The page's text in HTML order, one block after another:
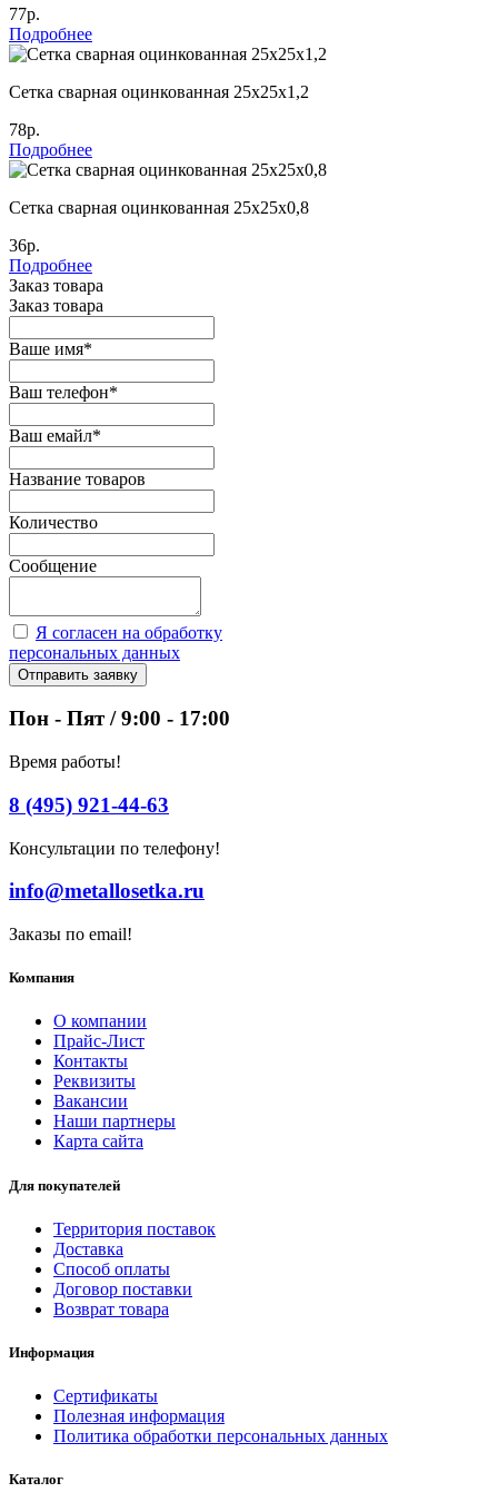
77р.
Подробнее
Сетка сварная оцинкованная 25х25х1,2
78р.
Подробнее
Сетка сварная оцинкованная 25х25х0,8
36р.
Подробнее
Заказ товара
Заказ товара
Ваше имя*
Ваш телефон*
Ваш емайл*
Название товаров
Количество
Сообщение
Я согласен на обработку
персональных данных
Отправить заявку
Пон - Пят / 9:00 - 17:00
Время работы!
8 (495) 921-44-63
Консультации по телефону!
info@metallosetka.ru
Заказы по email!
Компания
О компании
Прайс-Лист
Контакты
Реквизиты
Вакансии
Наши партнеры
Карта сайта
Для покупателей
Территория поставок
Доставка
Способ оплаты
Договор поставки
Возврат товара
Информация
Сертификаты
Полезная информация
Политика обработки персональных данных
Каталог